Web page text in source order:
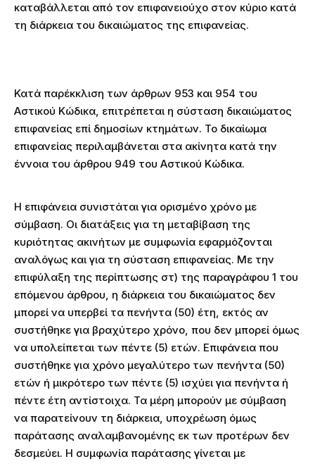
καταβάλλεται από τον επιφανειούχο στον κύριο κατά
τη διάρκεια του δικαιώματος της επιφανείας.
Κατά παρέκκλιση των άρθρων 953 και 954 του
Αστικού Κώδικα, επιτρέπεται η σύσταση δικαιώματος
επιφανείας επί δημοσίων κτημάτων. Το δικαίωμα
επιφανείας περιλαμβάνεται στα ακίνητα κατά την
έννοια του άρθρου 949 του Αστικού Κώδικα.
Η επιφάνεια συνιστάται για ορισμένο χρόνο με
σύμβαση. Οι διατάξεις για τη μεταβίβαση της
κυριότητας ακινήτων με συμφωνία εφαρμόζονται
αναλόγως και για τη σύσταση επιφανείας. Με την
επιφύλαξη της περίπτωσης στ) της παραγράφου 1 του
επόμενου άρθρου, η διάρκεια του δικαιώματος δεν
μπορεί να υπερβεί τα πενήντα (50) έτη, εκτός αν
συστήθηκε για βραχύτερο χρόνο, που δεν μπορεί όμως
να υπολείπεται των πέντε (5) ετών. Επιφάνεια που
συστήθηκε για χρόνο μεγαλύτερο των πενήντα (50)
ετών ή μικρότερο των πέντε (5) ισχύει για πενήντα ή
πέντε έτη αντίστοιχα. Τα μέρη μπορούν με σύμβαση
να παρατείνουν τη διάρκεια, υποχρέωση όμως
παράτασης αναλαμβανομένης εκ των προτέρων δεν
δεσμεύει. Η συμφωνία παράτασης γίνεται με